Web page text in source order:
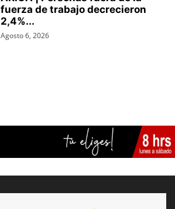
fuerza de trabajo decrecieron
2,4%...
Agosto 6, 2026